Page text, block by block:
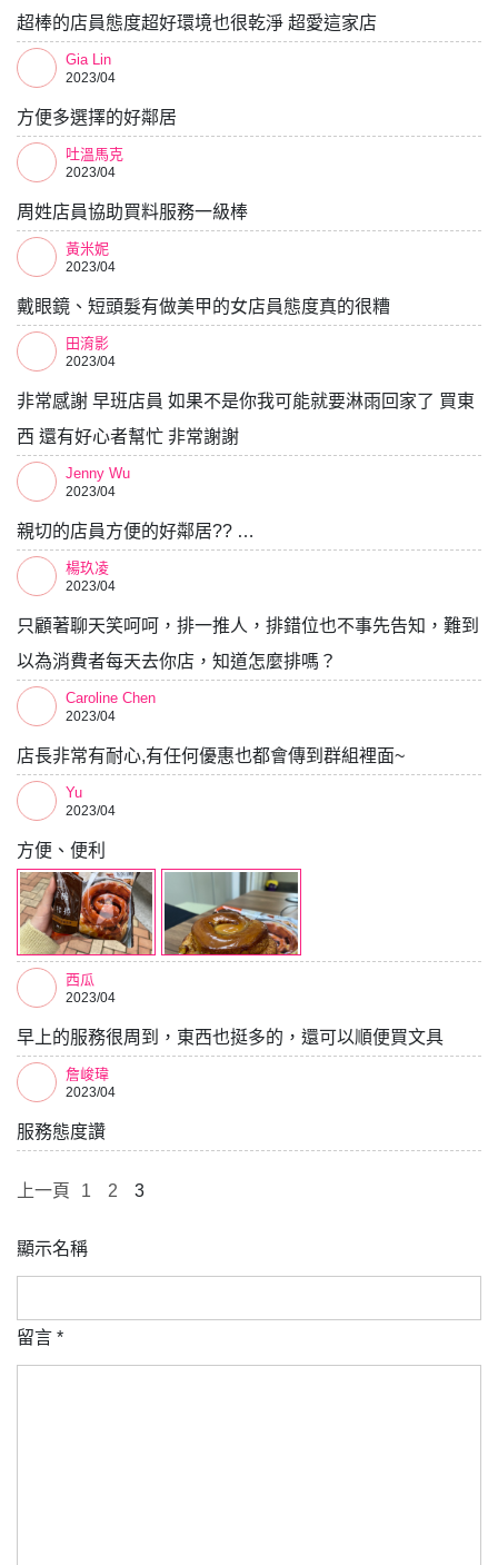
超棒的店員態度超好環境也很乾淨 超愛這家店
Gia Lin
2023/04
方便多選擇的好鄰居
吐溫馬克
2023/04
周姓店員協助買料服務一級棒
黃米妮
2023/04
戴眼鏡、短頭髮有做美甲的女店員態度真的很糟
田淯影
2023/04
非常感謝 早班店員 如果不是你我可能就要淋雨回家了 買東
西 還有好心者幫忙 非常謝謝
Jenny Wu
2023/04
親切的店員方便的好鄰居?? …
楊玖凌
2023/04
只顧著聊天笑呵呵，排一推人，排錯位也不事先告知，難到
以為消費者每天去你店，知道怎麼排嗎？
Caroline Chen
2023/04
店長非常有耐心,有任何優惠也都會傳到群組裡面~
Yu
2023/04
方便、便利
西瓜
2023/04
早上的服務很周到，東西也挺多的，還可以順便買文具
詹峻瑋
2023/04
服務態度讚
上一頁 1 2 3
顯示名稱
留言 *